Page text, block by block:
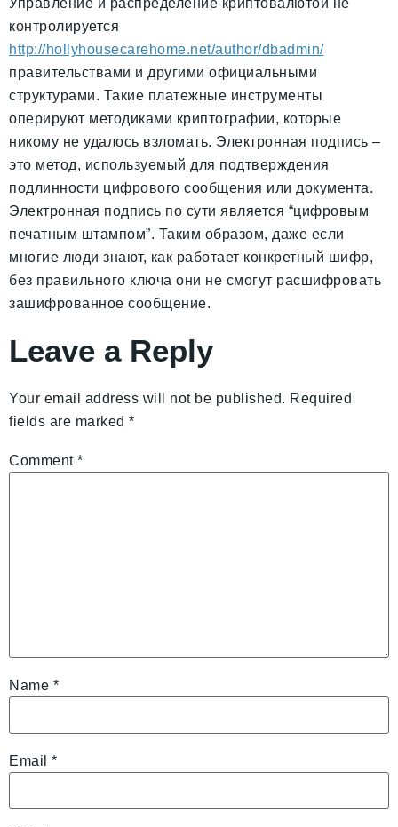
Управление и распределение криптовалютой не
контролируется
http://hollyhousecarehome.net/author/dbadmin/
правительствами и другими официальными
структурами. Такие платежные инструменты
оперируют методиками криптографии, которые
никому не удалось взломать. Электронная подпись –
это метод, используемый для подтверждения
подлинности цифрового сообщения или документа.
Электронная подпись по сути является “цифровым
печатным штампом”. Таким образом, даже если
многие люди знают, как работает конкретный шифр,
без правильного ключа они не смогут расшифровать
зашифрованное сообщение.
Leave a Reply
Your email address will not be published. Required
fields are marked *
Comment *
Name *
Email *